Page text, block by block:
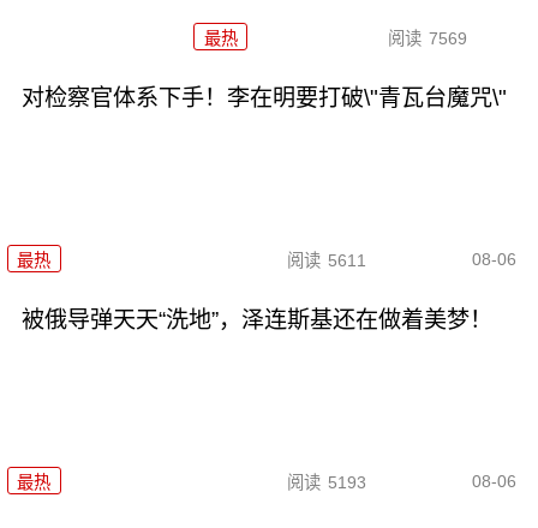
最热 阅读 7569
对检察官体系下手！李在明要打破\"青瓦台魔咒\"
最热 阅读 5611 08-06
被俄导弹天天“洗地”，泽连斯基还在做着美梦！
最热 阅读 5193 08-06